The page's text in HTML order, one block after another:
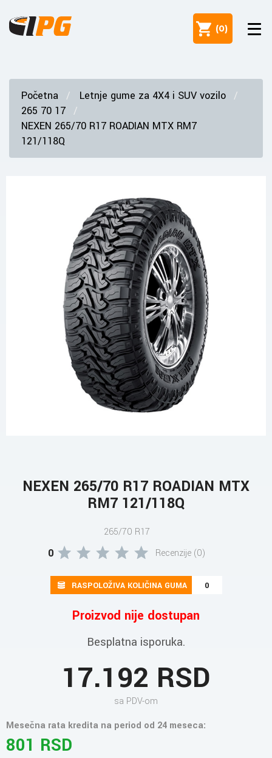
(0)
Početna
Letnje gume za 4X4 i SUV vozilo
265 70 17
NEXEN 265/70 R17 ROADIAN MTX RM7
121/118Q
NEXEN 265/70 R17 ROADIAN MTX
RM7 121/118Q
265/70 R17
0 Recenzije (0)
RASPOLOŽIVA KOLIČINA GUMA 0
Proizvod nije dostupan
Besplatna isporuka.
17.192 RSD
sa PDV-om
Mesečna rata kredita na period od 24 meseca:
801 RSD